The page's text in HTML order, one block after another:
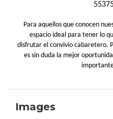
Para aquellos que conocen
espacio ideal para tener lo
disfrutar el convivio cabaretero.
es sin duda la mejor
Images